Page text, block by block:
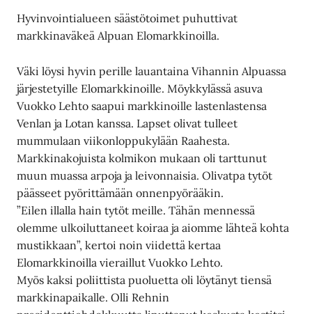
Hyvinvointialueen säästötoimet puhuttivat
markkinaväkeä Alpuan Elomarkkinoilla.
Väki löysi hyvin perille lauantaina Vihannin Alpuassa
järjestetyille Elomarkkinoille. Möykkylässä asuva
Vuokko Lehto saapui markkinoille lastenlastensa
Venlan ja Lotan kanssa. Lapset olivat tulleet
mummulaan viikonloppukylään Raahesta.
Markkinakojuista kolmikon mukaan oli tarttunut
muun muassa arpoja ja leivonnaisia. Olivatpa tytöt
päässeet pyörittämään onnenpyörääkin.
”Eilen illalla hain tytöt meille. Tähän mennessä
olemme ulkoiluttaneet koiraa ja aiomme lähteä kohta
mustikkaan”, kertoi noin viidettä kertaa
Elomarkkinoilla vieraillut Vuokko Lehto.
Myös kaksi poliittista puoluetta oli löytänyt tiensä
markkinapaikalle. Olli Rehnin